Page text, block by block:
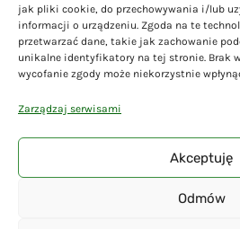
jak pliki cookie, do przechowywania i/lub
informacji o urządzeniu. Zgoda na te
przetwarzać dane, takie jak zachowanie
unikalne identyfikatory na tej stronie. Brak
wycofanie zgody może niekorzystnie
Zarządzaj serwisami
Akceptuję
Odmów
Polityka prywatności
Polityka plików cookies (EU)
Deklaracja dostępności
Mapa serwisu